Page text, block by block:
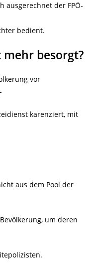
ausgerechnet der FPÖ-
bedient.
mehr besorgt?
vor
karenziert, mit
aus dem Pool der
um deren